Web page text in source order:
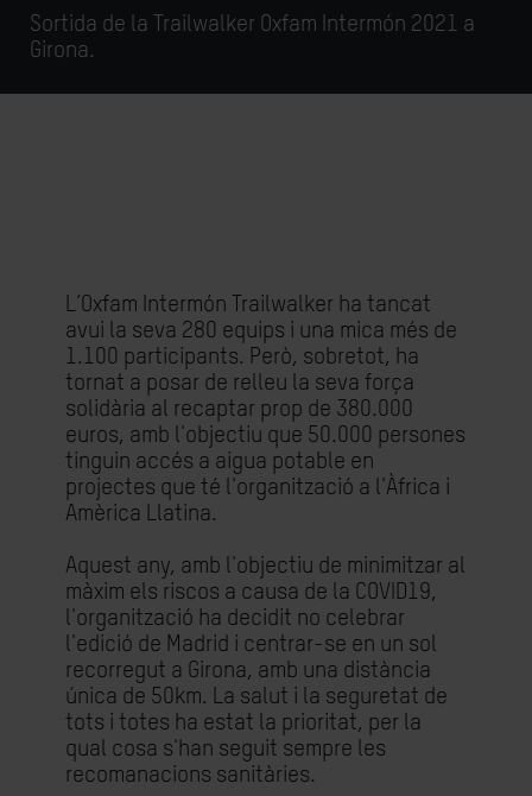
Sortida de la Trailwalker Oxfam Intermón 2021 a
Girona.
L’Oxfam Intermón Trailwalker ha tancat
avui la seva 280 equips i una mica més de
1.100 participants. Però, sobretot, ha
tornat a posar de relleu la seva força
solidària al recaptar prop de 380.000
euros, amb l'objectiu que 50.000 persones
tinguin accés a aigua potable en
projectes que té l'organització a l'Àfrica i
Amèrica Llatina.
Aquest any, amb l'objectiu de minimitzar al
màxim els riscos a causa de la COVID19,
l'organització ha decidit no celebrar
l'edició de Madrid i centrar-se en un sol
recorregut a Girona, amb una distància
única de 50km. La salut i la seguretat de
tots i totes ha estat la prioritat, per la
qual cosa s'han seguit sempre les
recomanacions sanitàries.